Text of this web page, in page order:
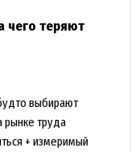
чего теряют
выбирают
рынке труда
+ измеримый